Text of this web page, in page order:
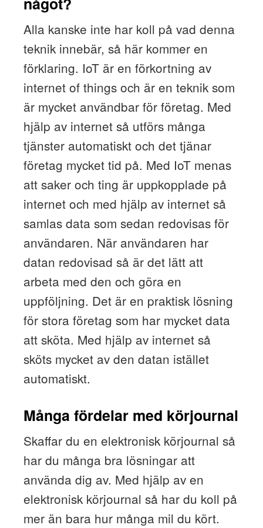
Alla kanske inte har koll på vad denna
teknik innebär, så här kommer en
förklaring. IoT är en förkortning av
internet of things och är en teknik som
är mycket användbar för företag. Med
hjälp av internet så utförs många
tjänster automatiskt och det tjänar
företag mycket tid på. Med IoT menas
att saker och ting är uppkopplade på
internet och med hjälp av internet så
samlas data som sedan redovisas för
användaren. När användaren har
datan redovisad så är det lätt att
arbeta med den och göra en
uppföljning. Det är en praktisk lösning
för stora företag som har mycket data
att sköta. Med hjälp av internet så
sköts mycket av den datan istället
automatiskt.
Många fördelar med körjournal
Skaffar du en elektronisk körjournal så
har du många bra lösningar att
använda dig av. Med hjälp av en
elektronisk körjournal så har du koll på
mer än bara hur många mil du kört.